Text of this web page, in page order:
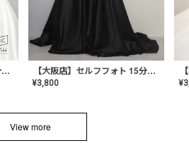
【横浜店】セルフフォト 15分撮り放題プラン 【大阪店】セルフフォト 15分撮り放題プラン
¥3,800 ¥
View more